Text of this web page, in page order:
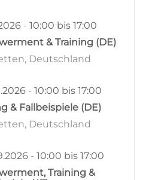
- 10:00 bis 17:00
& Training (DE)
Deutschland
- 10:00 bis 17:00
& Fallbeispiele (DE)
Deutschland
- 10:00 bis 17:00
Training &